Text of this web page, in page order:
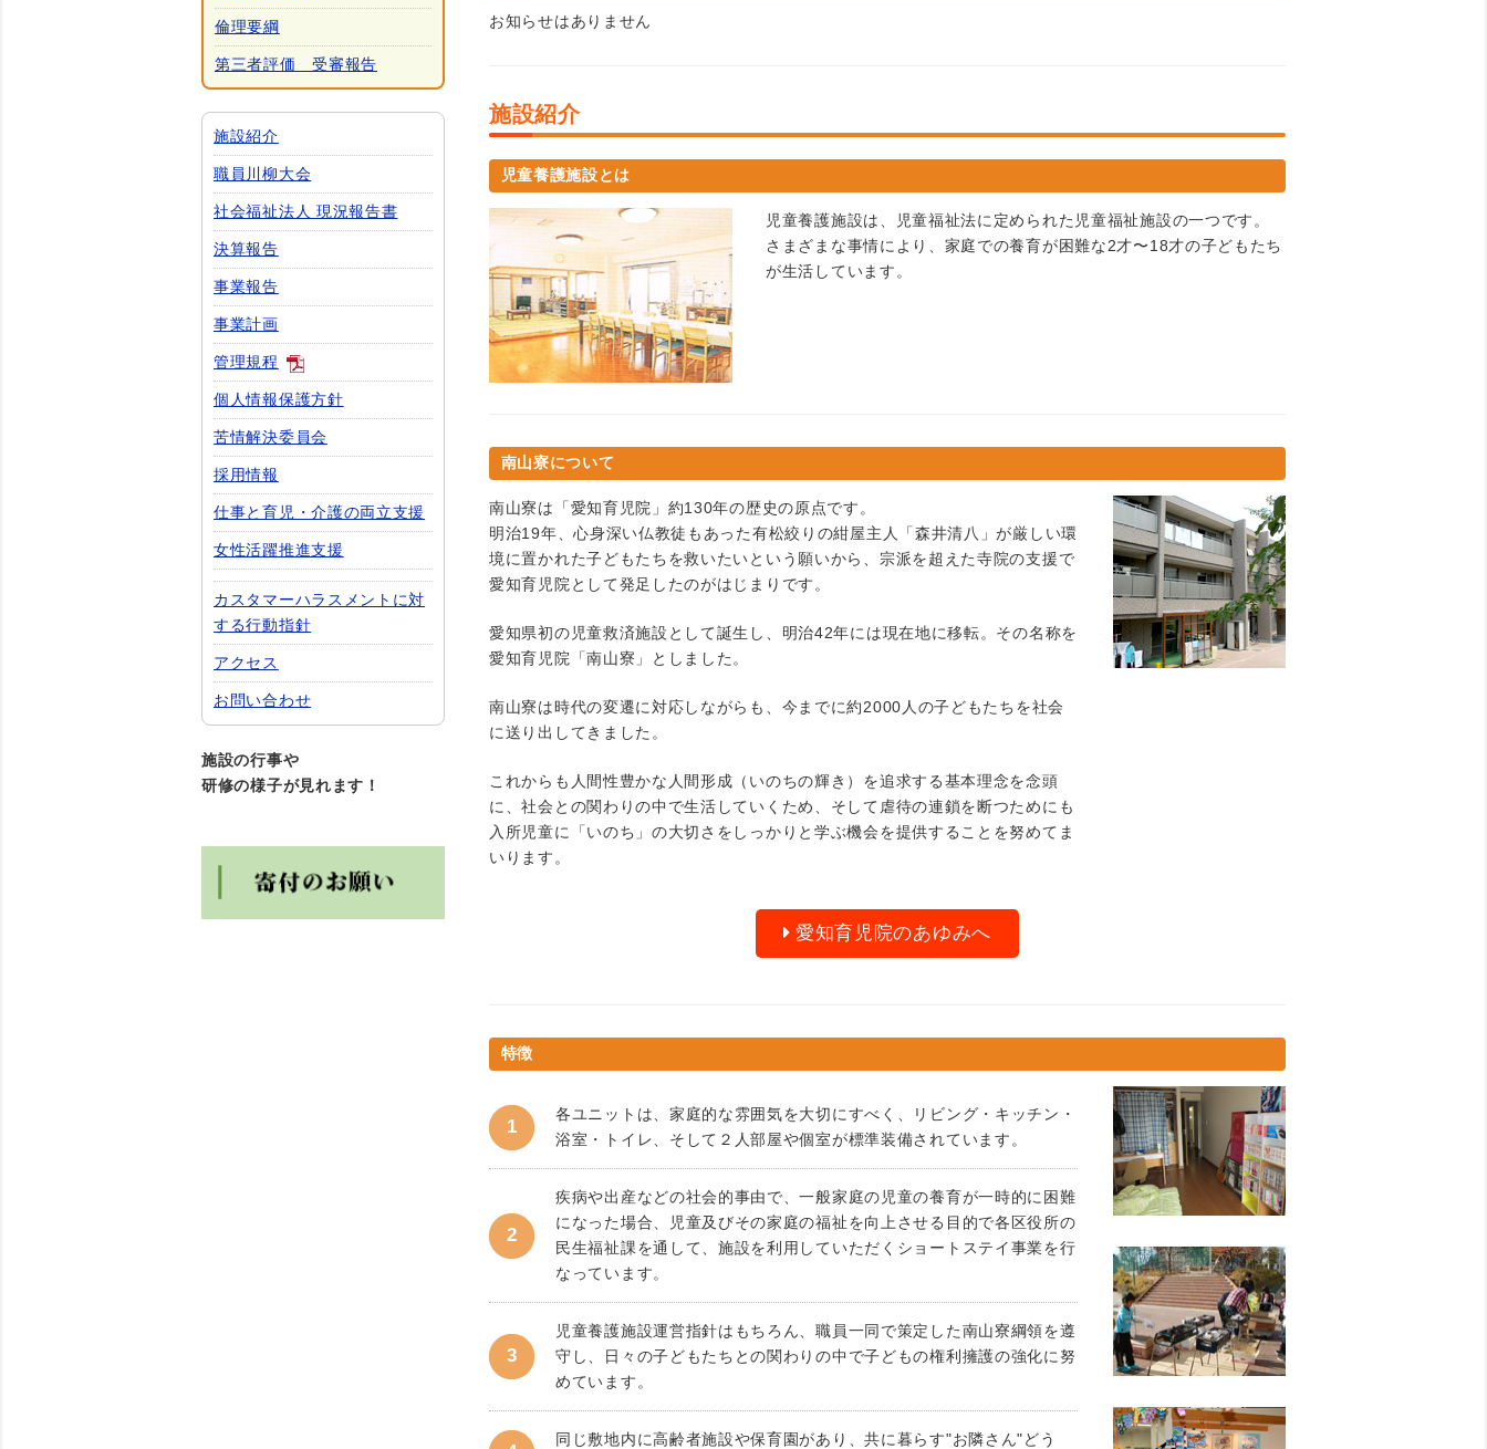
お知らせはありません
施設紹介
児童養護施設とは
児童養護施設は、児童福祉法に定められた児童福祉施設の一つです。
さまざまな事情により、家庭での養育が困難な2才〜18才の子どもたち
が生活しています。
南山寮について
南山寮は「愛知育児院」約130年の歴史の原点です。
明治19年、心身深い仏教徒もあった有松絞りの紺屋主人「森井清八」が厳しい環
境に置かれた子どもたちを救いたいという願いから、宗派を超えた寺院の支援で
愛知育児院として発足したのがはじまりです。
愛知県初の児童救済施設として誕生し、明治42年には現在地に移転。その名称を
愛知育児院「南山寮」としました。
南山寮は時代の変遷に対応しながらも、今までに約2000人の子どもたちを社会
に送り出してきました。
これからも人間性豊かな人間形成（いのちの輝き）を追求する基本理念を念頭
に、社会との関わりの中で生活していくため、そして虐待の連鎖を断つためにも
入所児童に「いのち」の大切さをしっかりと学ぶ機会を提供することを努めてま
いります。
愛知育児院のあゆみへ
特徴
各ユニットは、家庭的な雰囲気を大切にすべく、リビング・キッチン・
浴室・トイレ、そして２人部屋や個室が標準装備されています。
疾病や出産などの社会的事由で、一般家庭の児童の養育が一時的に困難
になった場合、児童及びその家庭の福祉を向上させる目的で各区役所の
民生福祉課を通して、施設を利用していただくショートステイ事業を行
なっています。
児童養護施設運営指針はもちろん、職員一同で策定した南山寮綱領を遵
守し、日々の子どもたちとの関わりの中で子どもの権利擁護の強化に努
めています。
同じ敷地内に高齢者施設や保育園があり、共に暮らす"お隣さん"どう
倫理要綱
第三者評価 受審報告
施設紹介
職員川柳大会
社会福祉法人 現況報告書
決算報告
事業報告
事業計画
管理規程
個人情報保護方針
苦情解決委員会
採用情報
仕事と育児・介護の両立支援
女性活躍推進支援
カスタマーハラスメントに対
する行動指針
アクセス
お問い合わせ
施設の行事や
研修の様子が見れます！